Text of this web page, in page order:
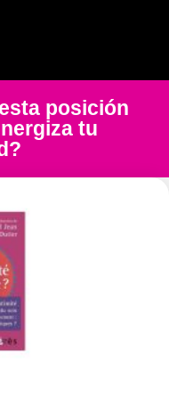
posición
tu